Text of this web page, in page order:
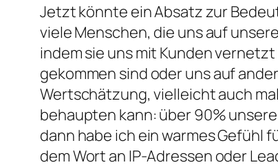
Jetzt könnte ein Absatz zur
viele Menschen, die uns auf
indem sie uns mit Kunden
gekommen sind oder uns auf
Wertschätzung, vielleicht auch
behaupten kann: über 90%
dann habe ich ein warmes Gefühl
dem Wort an IP-Adressen oder